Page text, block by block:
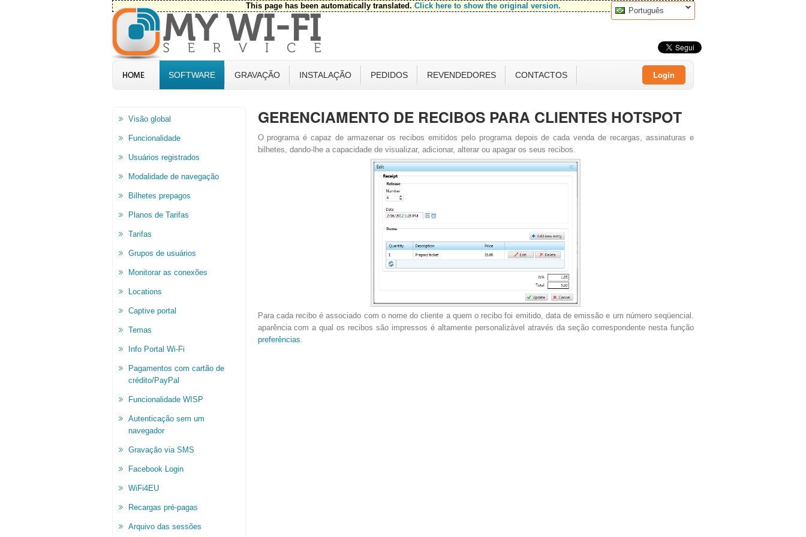
Português
Login
SOFTWARE GRAVAÇÃO INSTALAÇÃO PEDIDOS REVENDEDORES CONTACTOS
This page has been automatically translated. Click here to show the original version.
GERENCIAMENTO DE RECIBOS PARA CLIENTES HOTSPOT
O programa é capaz de armazenar os recibos emitidos pelo programa depois de cada venda de recargas, assinaturas e
bilhetes, dando-lhe a capacidade de visualizar, adicionar, alterar ou apagar os seus recibos.
Para cada recibo é associado com o nome do cliente a quem o recibo foi emitido, data de emissão e um número seqüencial.
aparência com a qual os recibos são impressos é altamente personalizável através da seção correspondente nesta função
preferências.
Visão global
Funcionalidade
Usuários registrados
Modalidade de navegação
Bilhetes prepagos
Planos de Tarifas
Tarifas
Grupos de usuários
Monitorar as conexões
Locations
Captive portal
Temas
Info Portal Wi-Fi
Pagamentos com cartão de
crédito/PayPal
Funcionalidade WISP
Autenticação sem um
navegador
Gravação via SMS
Facebook Login
WiFi4EU
Recargas pré-pagas
Arquivo das sessões